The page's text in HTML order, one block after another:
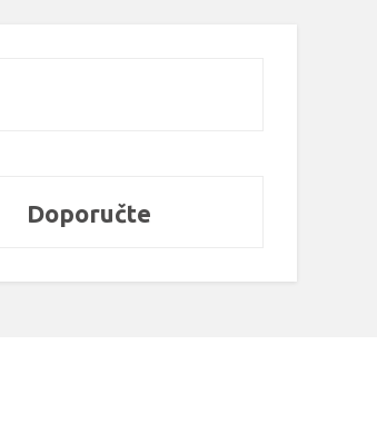
Doporučte